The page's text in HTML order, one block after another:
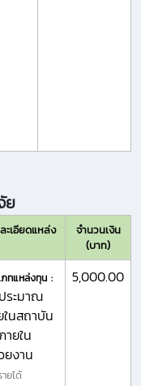
ย
ะเอียดแหล่ง
จำนวนเงิน
(บาท)
ภทแหล่งทุน :
ระมาณ
ในสถาบัน
ายใน
ยงาน
ายได้
5,000.00